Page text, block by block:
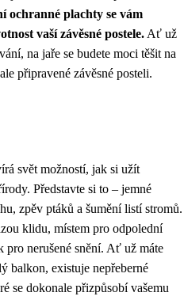
ochranné plachty se vám
vaší závěsné postele. Ať už
na jaře se budete moci těšit na
připravené závěsné posteli.
svět možností, jak si užít
Představte si to – jemné
zpěv ptáků a šumění listí stromů.
klidu, místem pro odpolední
pro nerušené snění. Ať už máte
balkon, existuje nepřeberné
se dokonale přizpůsobí vašemu